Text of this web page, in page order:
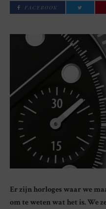
FACEBOOK
Er zijn horloges waar we
om te weten wat het is. We